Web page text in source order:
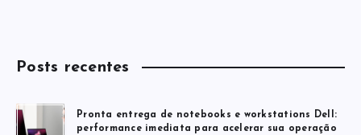
Posts recentes
Pronta entrega de notebooks e workstations Dell:
performance imediata para acelerar sua operação